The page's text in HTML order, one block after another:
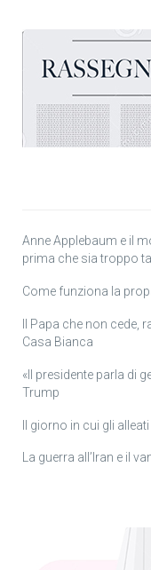
Anne Applebaum e il
prima che sia troppo
Come funziona la
Il Papa che non cede,
Casa Bianca
«Il presidente parla di
Trump
Il giorno in cui gli
La guerra all’Iran e il